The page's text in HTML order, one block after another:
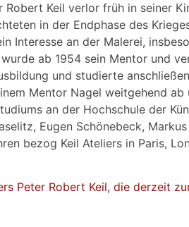
Robert Keil verlor früh in seiner
in der Endphase des
Interesse an der Malerei,
ab 1954 sein Mentor und
und studierte
Mentor Nagel weitgehend
an der Hochschule der
Eugen Schönebeck,
bezog Keil Ateliers in Paris,
Peter Robert Keil, die derzeit